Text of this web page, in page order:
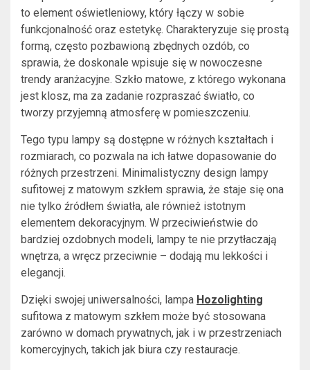
to element oświetleniowy, który łączy w sobie
funkcjonalność oraz estetykę. Charakteryzuje się prostą
formą, często pozbawioną zbędnych ozdób, co
sprawia, że doskonale wpisuje się w nowoczesne
trendy aranżacyjne. Szkło matowe, z którego wykonana
jest klosz, ma za zadanie rozpraszać światło, co
tworzy przyjemną atmosferę w pomieszczeniu.
Tego typu lampy są dostępne w różnych kształtach i
rozmiarach, co pozwala na ich łatwe dopasowanie do
różnych przestrzeni. Minimalistyczny design lampy
sufitowej z matowym szkłem sprawia, że staje się ona
nie tylko źródłem światła, ale również istotnym
elementem dekoracyjnym. W przeciwieństwie do
bardziej ozdobnych modeli, lampy te nie przytłaczają
wnętrza, a wręcz przeciwnie – dodają mu lekkości i
elegancji.
Dzięki swojej uniwersalności, lampa Hozolighting
sufitowa z matowym szkłem może być stosowana
zarówno w domach prywatnych, jak i w przestrzeniach
komercyjnych, takich jak biura czy restauracje.